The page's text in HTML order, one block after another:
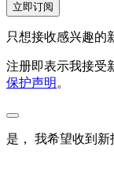
立即订阅
只想接收感兴趣的
注册即表示我接受
保护声明 。
是， 我希望收到新